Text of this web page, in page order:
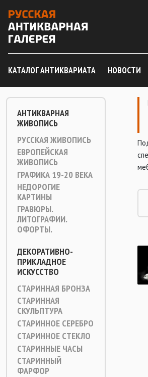
КАТАЛОГ АНТИКВАРИАТА НОВОСТИ
АНТИКВАРНАЯ
ЖИВОПИСЬ
РУССКАЯ ЖИВОПИСЬ
ЕВРОПЕЙСКАЯ
ЖИВОПИСЬ
ГРАФИКА 19-20 ВЕКА
НЕДОРОГИЕ
КАРТИНЫ
ГРАВЮРЫ.
ЛИТОГРАФИИ.
ОФОРТЫ.
ДЕКОРАТИВНО-
ПРИКЛАДНОЕ
ИСКУССТВО
СТАРИННАЯ БРОНЗА
СТАРИННАЯ
СКУЛЬПТУРА
СТАРИННОЕ СЕРЕБРО
СТАРИННОЕ СТЕКЛО
СТАРИННЫЕ ЧАСЫ
СТАРИННЫЙ
ФАРФОР